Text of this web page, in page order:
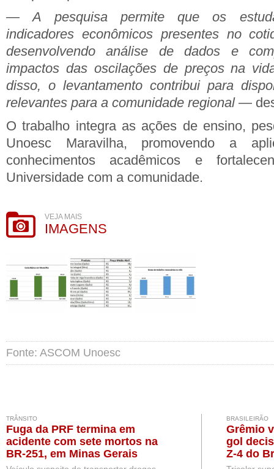
—A pesquisa permite que os
indicadores econômicos presentes no
desenvolvendo análise de dados e
impactos das oscilações de preços na
disso, o levantamento contribui para
relevantes para a comunidade regional—
O trabalho integra as ações de ensino,
Unoesc Maravilha, promovendo a
conhecimentos acadêmicos e
Universidade com a comunidade.
VEJA MAIS
IMAGENS
Fonte: ASCOM Unoesc
TRÂNSITO
Fuga da PRF termina em
acidente com sete mortos na
BR-251, em Minas Gerais
BRASILEIRÃO
Grêmio
gol
Z-4 do